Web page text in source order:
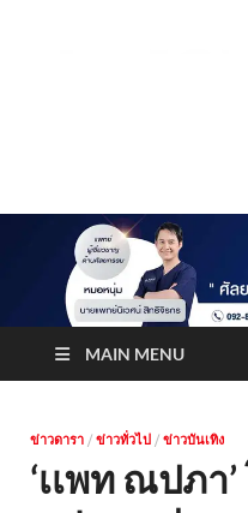
MAIN MENU
ข่าวดารา / ข่าวทั่วไป / ข่าวบันเทิง
‘เเพท ณปภา